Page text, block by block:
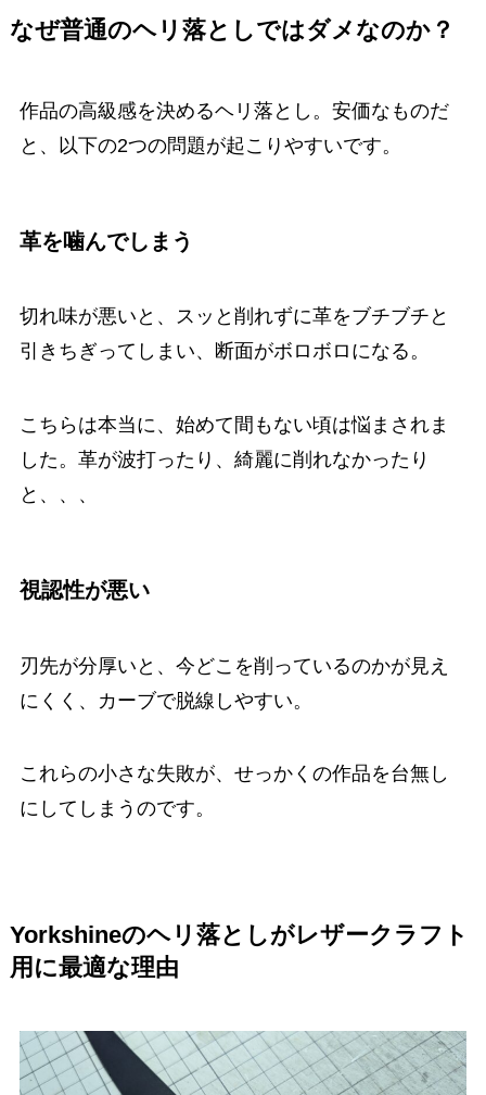
なぜ普通のヘリ落としではダメなのか？
作品の高級感を決めるヘリ落とし。安価なものだ
と、以下の2つの問題が起こりやすいです。
革を噛んでしまう
切れ味が悪いと、スッと削れずに革をブチブチと
引きちぎってしまい、断面がボロボロになる。
こちらは本当に、始めて間もない頃は悩まされま
した。革が波打ったり、綺麗に削れなかったり
と、、、
視認性が悪い
刃先が分厚いと、今どこを削っているのかが見え
にくく、カーブで脱線しやすい。
これらの小さな失敗が、せっかくの作品を台無し
にしてしまうのです。
Yorkshineのヘリ落としがレザークラフト
用に最適な理由